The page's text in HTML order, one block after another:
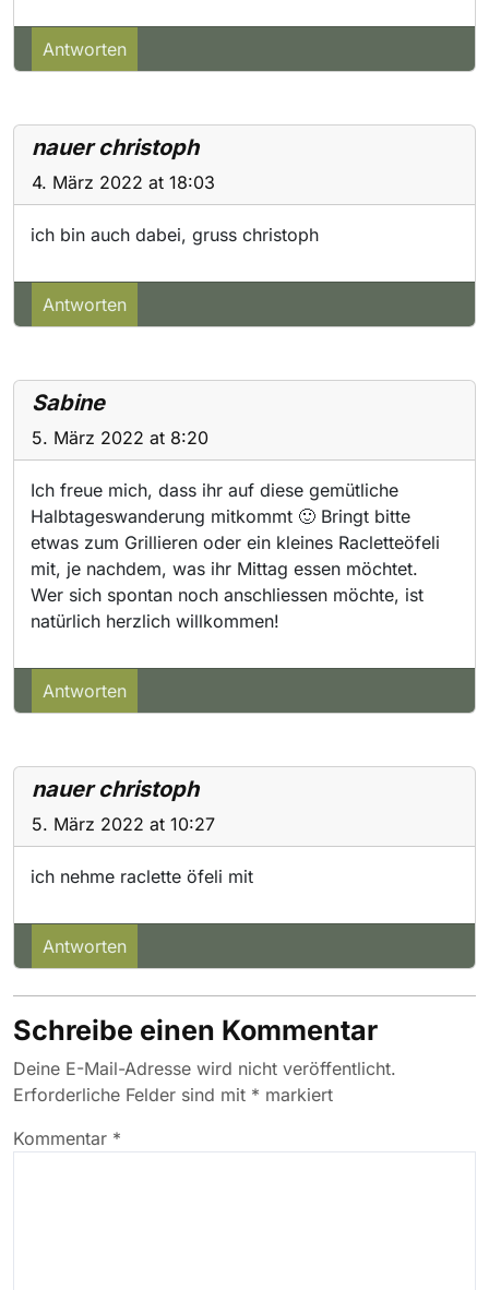
Antworten
nauer christoph
4. März 2022 at 18:03
ich bin auch dabei, gruss christoph
Antworten
Sabine
5. März 2022 at 8:20
Ich freue mich, dass ihr auf diese gemütliche
Halbtageswanderung mitkommt 🙂 Bringt bitte
etwas zum Grillieren oder ein kleines Racletteöfeli
mit, je nachdem, was ihr Mittag essen möchtet.
Wer sich spontan noch anschliessen möchte, ist
natürlich herzlich willkommen!
Antworten
nauer christoph
5. März 2022 at 10:27
ich nehme raclette öfeli mit
Antworten
Schreibe einen Kommentar
Deine E-Mail-Adresse wird nicht veröffentlicht.
Erforderliche Felder sind mit * markiert
Kommentar *